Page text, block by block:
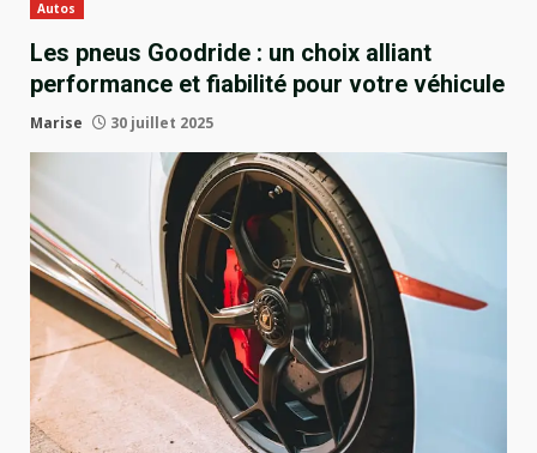
Autos
Les pneus Goodride : un choix alliant
performance et fiabilité pour votre véhicule
Marise 30 juillet 2025